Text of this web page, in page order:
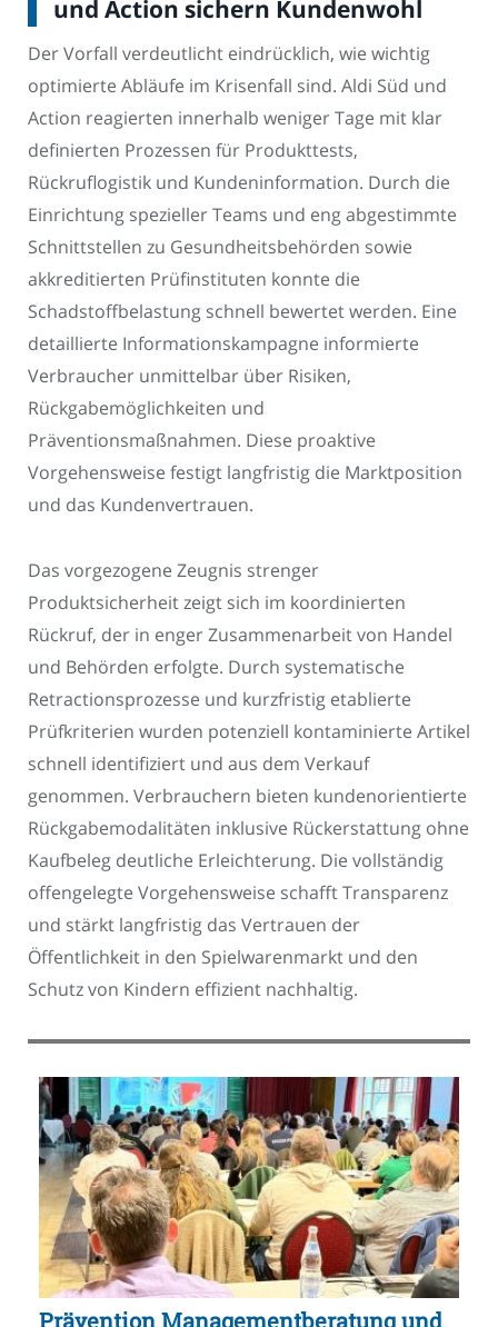
und Action sichern Kundenwohl
Der Vorfall verdeutlicht eindrücklich, wie wichtig
optimierte Abläufe im Krisenfall sind. Aldi Süd und
Action reagierten innerhalb weniger Tage mit klar
definierten Prozessen für Produkttests,
Rückruflogistik und Kundeninformation. Durch die
Einrichtung spezieller Teams und eng abgestimmte
Schnittstellen zu Gesundheitsbehörden sowie
akkreditierten Prüfinstituten konnte die
Schadstoffbelastung schnell bewertet werden. Eine
detaillierte Informationskampagne informierte
Verbraucher unmittelbar über Risiken,
Rückgabemöglichkeiten und
Präventionsmaßnahmen. Diese proaktive
Vorgehensweise festigt langfristig die Marktposition
und das Kundenvertrauen.
Das vorgezogene Zeugnis strenger
Produktsicherheit zeigt sich im koordinierten
Rückruf, der in enger Zusammenarbeit von Handel
und Behörden erfolgte. Durch systematische
Retractionsprozesse und kurzfristig etablierte
Prüfkriterien wurden potenziell kontaminierte Artikel
schnell identifiziert und aus dem Verkauf
genommen. Verbrauchern bieten kundenorientierte
Rückgabemodalitäten inklusive Rückerstattung ohne
Kaufbeleg deutliche Erleichterung. Die vollständig
offengelegte Vorgehensweise schafft Transparenz
und stärkt langfristig das Vertrauen der
Öffentlichkeit in den Spielwarenmarkt und den
Schutz von Kindern effizient nachhaltig.
Prävention Managementberatung und